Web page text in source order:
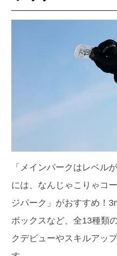
「メインパークはレベル
には、なんじゃこりゃコ
ジパーク」がおすすめ！
ボックスなど、全13種類
クデビューやスキルアッ